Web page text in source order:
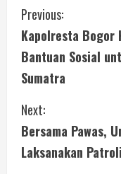
C
o
n
t
i
n
Previous:
Kapolresta Bogor
Bantuan Sosial
Sumatra
Next:
Bersama Pawas,
Laksanakan